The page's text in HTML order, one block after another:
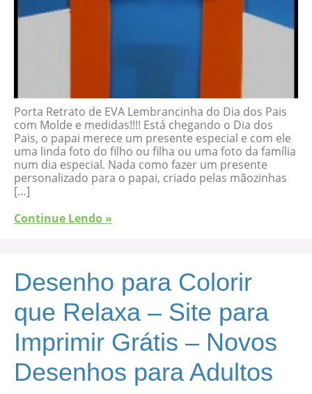
Porta Retrato de EVA Lembrancinha do Dia dos Pais
com Molde e medidas!!!! Está chegando o Dia dos
Pais, o papai merece um presente especial e com ele
uma linda foto do filho ou filha ou uma foto da família
num dia especial. Nada como fazer um presente
personalizado para o papai, criado pelas mãozinhas
[…]
Continue Lendo »
Desenho para Colorir
que Relaxa – Site para
Imprimir Grátis – Novos
Desenhos para Adultos